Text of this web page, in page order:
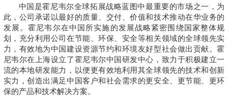
中国是霍尼韦尔全球拓展战略蓝图中最重要的市场之一，为
此，公司承诺以最好的质量、交付、价值和技术推动在华业务的
发展。霍尼韦尔在中国所实施的发展战略紧密围绕国家整体规
划，充分利用公司在节能、环保、安全等相关领域的全球领先实
力，有效地为中国建设资源节约和环境友好型社会做出贡献。霍
尼韦尔在上海设立了霍尼韦尔中国研发中心，致力于积极建立一
流的本地研发能力，以便更有效地利用其全球领先的技术和创新
实力，创造出满足中国客户和社会需求的更安全、更节能、更环
保的产品和技术解决方案。